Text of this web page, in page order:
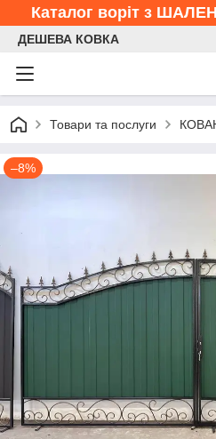
Каталог воріт з
ДЕШЕВА КОВКА
Товари та послуги
–8%